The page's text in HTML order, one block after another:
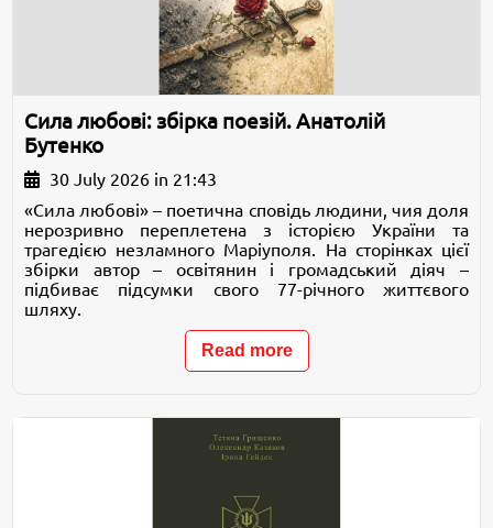
Сила любові: збірка поезій. Анатолій
Бутенко
30 July 2026 in 21:43
«Сила любові» – поетична сповідь людини, чия доля
нерозривно переплетена з історією України та
трагедією незламного Маріуполя. На сторінках цієї
збірки автор – освітянин і громадський діяч –
підбиває підсумки свого 77-річного життєвого
шляху.
Read more